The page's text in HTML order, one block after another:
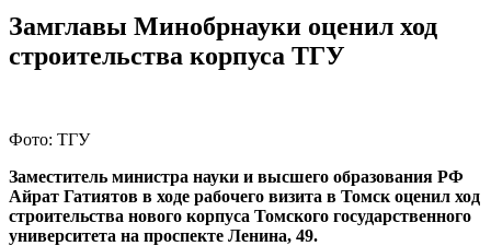
Замглавы Минобрнауки оценил ход
строительства корпуса ТГУ
Фото: ТГУ
Заместитель министра науки и высшего образования РФ
Айрат Гатиятов в ходе рабочего визита в Томск оценил ход
строительства нового корпуса Томского государственного
университета на проспекте Ленина, 49.